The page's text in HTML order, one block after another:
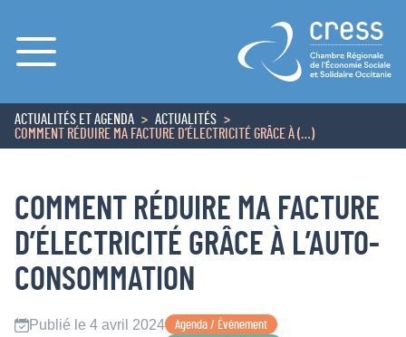
Menu
ACCUEIL
ACTUALITÉS ET AGENDA
ACTUALITÉS
COMMENT RÉDUIRE MA FACTURE D’ÉLECTRICITÉ GRÂCE À (…)
COMMENT RÉDUIRE MA FACTURE
D’ÉLECTRICITÉ GRÂCE À L’AUTO-
CONSOMMATION
Publié le 4 avril 2024
Agenda / Événement